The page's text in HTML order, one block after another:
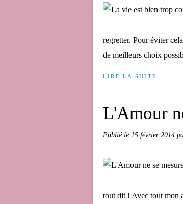
regretter. Pour éviter
de meilleurs choix
LIRE LA SUITE
L'Amour
Publié le 15 février 2014
tout dit ! Avec tout mon